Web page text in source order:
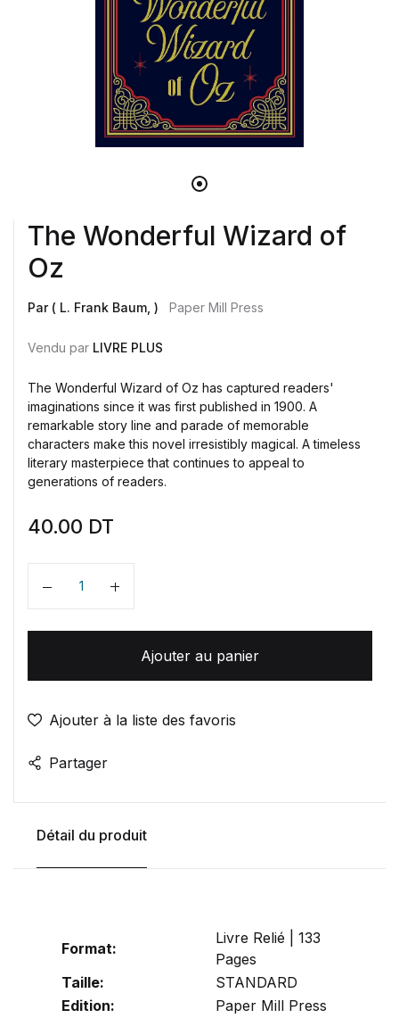
The Wonderful Wizard of
Oz
Par ( L. Frank Baum, ) Paper Mill Press
Vendu par LIVRE PLUS
The Wonderful Wizard of Oz has captured readers'
imaginations since it was first published in 1900. A
remarkable story line and parade of memorable
characters make this novel irresistibly magical. A timeless
literary masterpiece that continues to appeal to
generations of readers.
40.00 DT
Quantité
Ajouter au panier
Ajouter à la liste des favoris
Partager
Détail du produit
Format:
Livre Relié | 133
Pages
Taille:
STANDARD
Edition:
Paper Mill Press